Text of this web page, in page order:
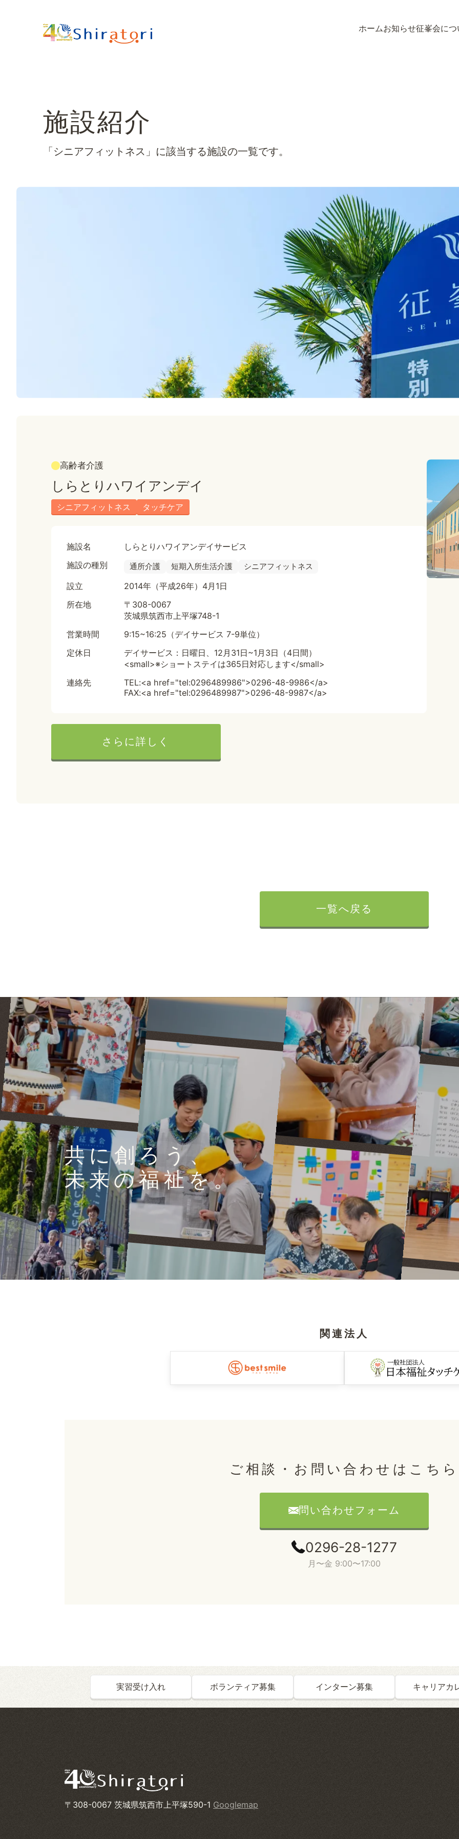
ホームお知らせ征峯会につ
施設紹介
「シニアフィットネス」に該当する施設の一覧です。
高齢者介護
しらとりハワイアンデイ
シニアフィットネス タッチケア
施設名
しらとりハワイアンデイサービス
施設の種別
通所介護 短期入所生活介護 シニアフィットネス
設立
2014年（平成26年）4月1日
所在地
〒308-0067
茨城県筑西市上平塚748-1
営業時間
9:15~16:25（デイサービス 7-9単位）
定休日
デイサービス：日曜日、12月31日~1月3日（4日間）
<small>※ショートステイは365日対応します</small>
連絡先
TEL:<a href="tel:0296489986">0296-48-9986</a>
FAX:<a href="tel:0296489987">0296-48-9987</a>
さらに詳しく
一覧へ戻る
共に創ろう、
未来の福祉を。
関連法人
ご相談・お問い合わせはこちら
問い合わせフォーム
0296-28-1277
月〜金 9:00〜17:00
実習受け入れ ボランティア募集 インターン募集 キャリアカ
〒308-0067 茨城県筑西市上平塚590-1 Googlemap